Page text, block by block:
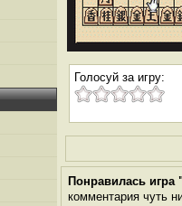
Голосуй за игру:
Понравилась
комментария чуть